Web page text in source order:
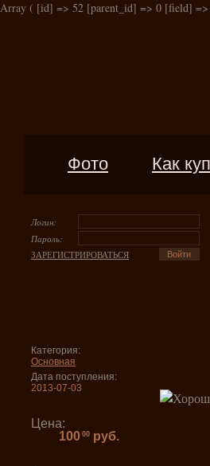
Array ( [id] => 52 [parent_id] => 0 [field] =>
Фото Как
Логин:
Пароль:
ЗАРЕГИСТРИРОВАТЬСЯ
Категория:
Основная
Дата поступления:
2013-07-03
Цена:
100 00 руб.